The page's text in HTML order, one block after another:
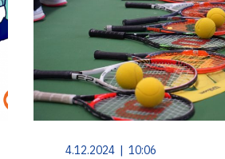
4.12.2024 | 10:06